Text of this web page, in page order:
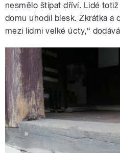
nesmělo štípat dříví. Lidé
domu uhodil blesk. Zkrátka a
mezi lidmi velké úcty,“